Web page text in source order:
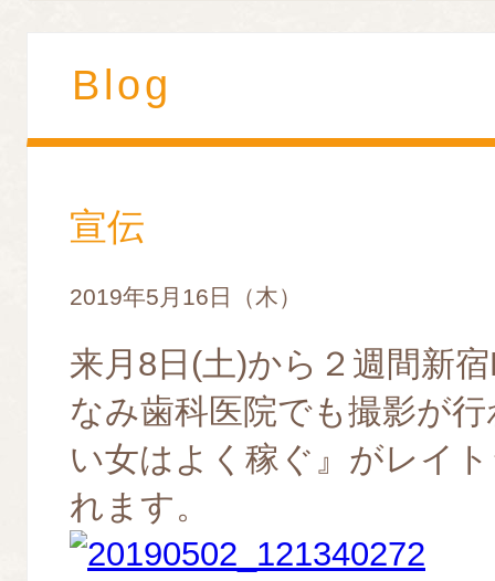
Blog
宣伝
2019年5月16日（木）
来月8日(土)から２週間新
なみ歯科医院でも撮影が
い女はよく稼ぐ』がレイ
れます。